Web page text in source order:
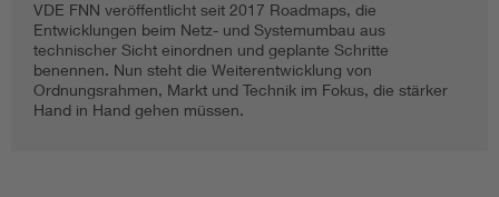
VDE FNN veröffentlicht seit 2017 Roadmaps, die
Entwicklungen beim Netz- und Systemumbau aus
technischer Sicht einordnen und geplante Schritte
benennen. Nun steht die Weiterentwicklung von
Ordnungsrahmen, Markt und Technik im Fokus, die stärker
Hand in Hand gehen müssen.